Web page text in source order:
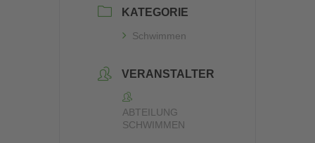
KATEGORIE
Schwimmen
VERANSTALTER
ABTEILUNG
SCHWIMMEN